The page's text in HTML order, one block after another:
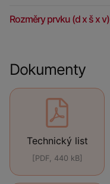
Rozměry prvku (d x š x v)
Dokumenty
Technický list
[PDF, 440 kB]